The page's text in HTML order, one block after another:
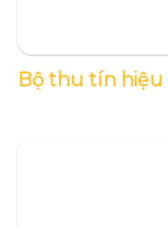
Bộ thu tín hiệu